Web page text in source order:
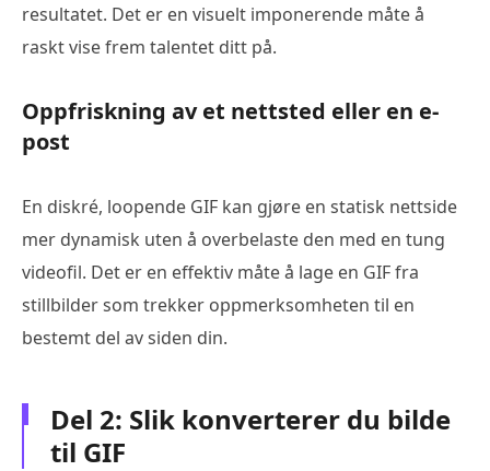
resultatet. Det er en visuelt imponerende måte å
raskt vise frem talentet ditt på.
Oppfriskning av et nettsted eller en e-
post
En diskré, loopende GIF kan gjøre en statisk nettside
mer dynamisk uten å overbelaste den med en tung
videofil. Det er en effektiv måte å lage en GIF fra
stillbilder som trekker oppmerksomheten til en
bestemt del av siden din.
Del 2: Slik konverterer du bilde
til GIF